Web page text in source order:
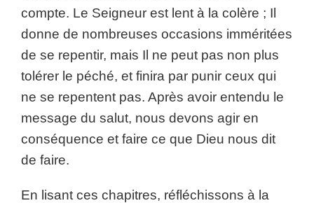
compte. Le Seigneur est lent à la colère ; Il
donne de nombreuses occasions imméritées
de se repentir, mais Il ne peut pas non plus
tolérer le péché, et finira par punir ceux qui
ne se repentent pas. Après avoir entendu le
message du salut, nous devons agir en
conséquence et faire ce que Dieu nous dit
de faire.
En lisant ces chapitres, réfléchissons à la